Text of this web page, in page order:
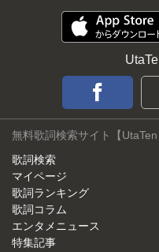
無料歌詞検索サイト【UtaTen
歌詞検索
マイページ
歌詞ランキング
歌詞コラム
エンタメニュース
特集記事